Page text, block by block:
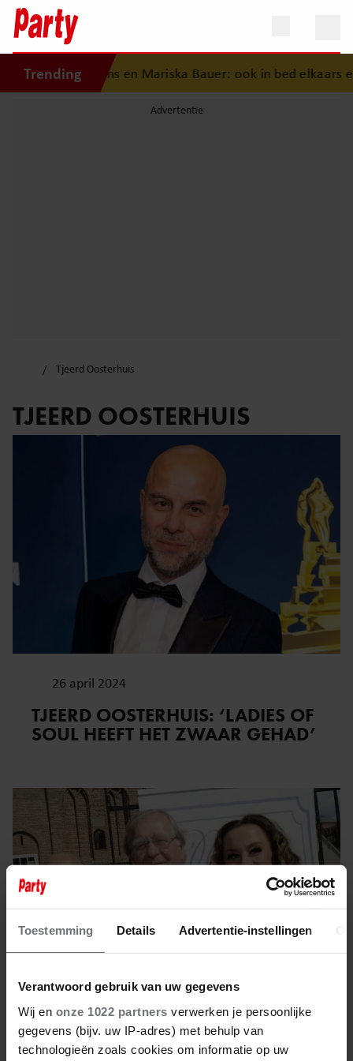
Toestemming Details Advertentie-instellingen
Verantwoord gebruik van uw gegevens
Wij en onze 1022 partners verwerken je persoonlijke
gegevens (bijv. uw IP-adres) met behulp van
technologieën zoals cookies om informatie op uw
Trending
van Frans en Mariska Bauer: ook in bed elkaars
Tjeerd Oosterhuis
TJEERD OOSTERHUIS
26 april 2024
TJEERD OOSTERHUIS: ‘LADIES OF
SOUL HEEFT HET ZWAAR GEHAD’
11 april 2023